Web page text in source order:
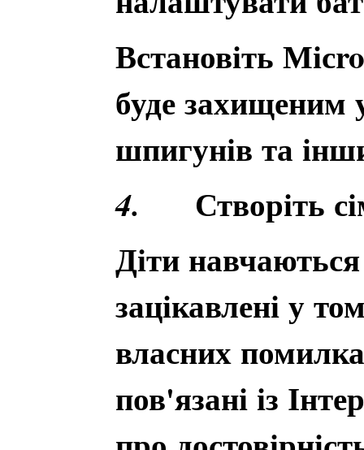
Встановіть
буде захищеним
шпигунів та
4. Створіть
Діти
зацікавлені у
власних
пов'язані із